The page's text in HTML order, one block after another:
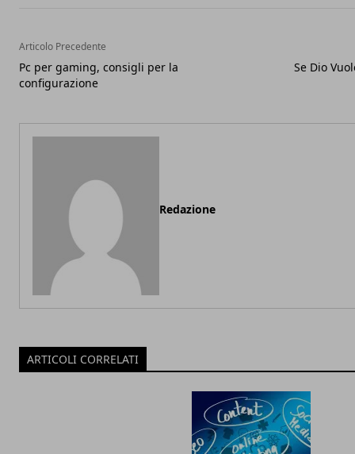
Articolo Precedente
Pc per gaming, consigli per la
configurazione
Se Dio
Redazione
ARTICOLI CORRELATI